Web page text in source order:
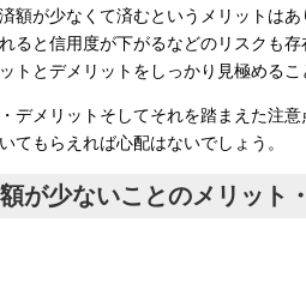
額が少なくて済むというメリットは
ると信用度が下がるなどのリスクも存
トとデメリットをしっかり見極めるこ
デメリットそしてそれを踏まえた注意
てもらえれば心配はないでしょう。
が少ないことのメリット